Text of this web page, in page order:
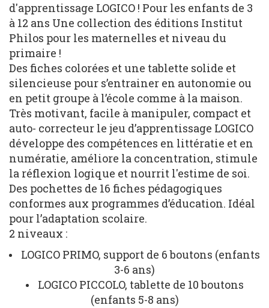
d'apprentissage LOGICO ! Pour les enfants de 3
à 12 ans Une collection des éditions Institut
Philos pour les maternelles et niveau du
primaire !
Des fiches colorées et une tablette solide et
silencieuse pour s’entrainer en autonomie ou
en petit groupe à l’école comme à la maison.
Très motivant, facile à manipuler, compact et
auto- correcteur le jeu d’apprentissage LOGICO
développe des compétences en littératie et en
numératie, améliore la concentration, stimule
la réflexion logique et nourrit l'estime de soi.
Des pochettes de 16 fiches pédagogiques
conformes aux programmes d’éducation. Idéal
pour l’adaptation scolaire.
2 niveaux :
LOGICO PRIMO, support de 6 boutons (enfants
3-6 ans)
LOGICO PICCOLO, tablette de 10 boutons
(enfants 5-8 ans)